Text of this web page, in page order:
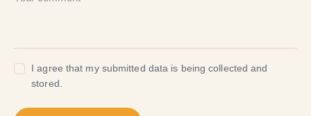
I agree that my submitted data is being collected and
stored.